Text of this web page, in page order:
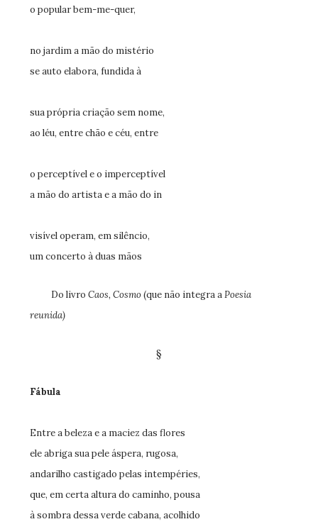
o popular bem-me-quer,
no jardim a mão do mistério
se auto elabora, fundida à
sua própria criação sem nome,
ao léu, entre chão e céu, entre
o perceptível e o imperceptível
a mão do artista e a mão do in
visível operam, em silêncio,
um concerto à duas mãos
Do livro Caos, Cosmo(que não integra aPoesia
reunida)
§
Fábula
Entre a beleza e a maciez das flores
ele abriga sua pele áspera, rugosa,
andarilho castigado pelas intempéries,
que, em certa altura do caminho, pousa
à sombra dessa verde cabana, acolhido